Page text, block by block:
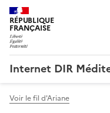
RÉPUBLIQUE
FRANÇAISE
Internet DIR
Voir le fil d'Ariane